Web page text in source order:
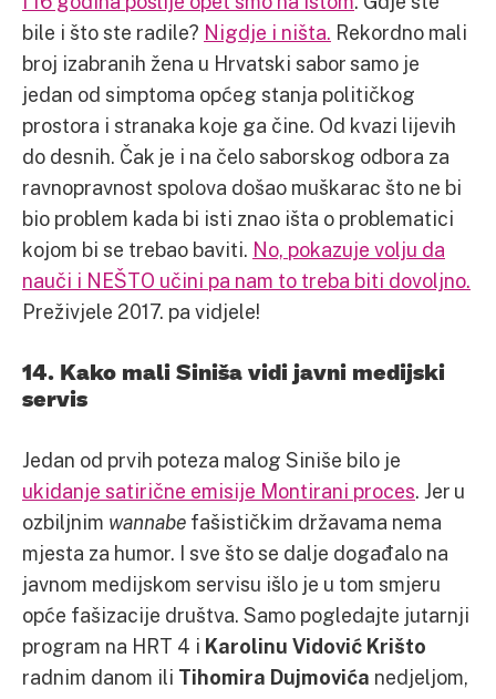
bile i što ste radile? Nigdje i ništa. Rekordno mali
broj izabranih žena u Hrvatski sabor samo je
jedan od simptoma općeg stanja političkog
prostora i stranaka koje ga čine. Od kvazi lijevih
do desnih. Čak je i na čelo saborskog odbora za
ravnopravnost spolova došao muškarac što ne bi
bio problem kada bi isti znao išta o problematici
kojom bi se trebao baviti. No, pokazuje volju da
nauči i NEŠTO učini pa nam to treba biti dovoljno.
Preživjele 2017. pa vidjele!
14. Kako mali Siniša vidi javni medijski
servis
Jedan od prvih poteza malog Siniše bilo je
ukidanje satirične emisije Montirani proces. Jer u
ozbiljnim wannabe fašističkim državama nema
mjesta za humor. I sve što se dalje događalo na
javnom medijskom servisu išlo je u tom smjeru
opće fašizacije društva. Samo pogledajte jutarnji
program na HRT 4 i Karolinu Vidović Krišto
radnim danom ili Tihomira Dujmovića nedjeljom,